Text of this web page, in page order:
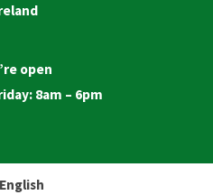
open
8am – 6pm
English